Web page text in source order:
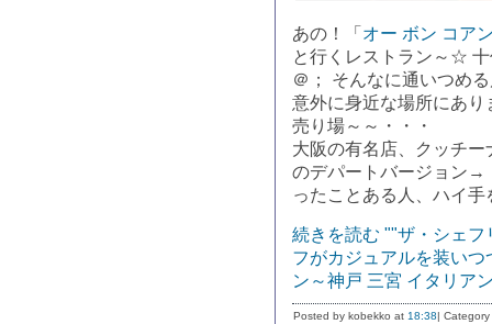
あの！「 オー ボン コア
と行くレストラン～☆
＠； そんなに通いつめ
意外に身近な場所にあ
売り場～～・・・
大阪の有名店、クッチ
のデパートバージョン→
ったことある人、ハイ
続きを読む ""ザ・シェ
フがカジュアルを装い
ン～神戸 三宮 イタリア
Posted by kobekko at 18:38|